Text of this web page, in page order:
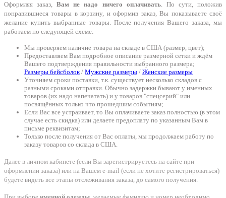
Оформляя заказ,Вам не надо ничего оплачивать. По сути, положив
понравившиеся товары в корзину, и оформив заказ, Вы показываете своё
желание купить выбранные товары. После получения Вашего заказа, мы
работаем по следующей схеме:
Мы проверяем наличие товара на складе в США (размер, цвет);
Предоставляем Вам подробное описание размерной сетки и ждём
Вашего подтверждения правильности выбранного размера;
Размеры бейсболок/ Мужские размеры / Женские размеры
Уточняем сроки поставки, т.к. существует несколько складов с
разными сроками отправки. Обычно задержки бывают у именных
товаров (их надо напечатать) и у товаров "спецсерий" или
посвящённых только что прошедшим событиям;
Если Вас все устраивает, то Вы оплачиваете заказ полностью (в этом
случае есть скидка) или делаете предоплату по указанным Вам в
письме реквизитам;
Только после получения от Вас оплаты, мы продолжаем работу по
заказу товаров со склада в США.
Далее в личном кабинете (если Вы зарегистрируетесь на сайте при
оформлении заказа) или на Вашем e-mail (если не хотите регистрироваться)
будете видеть все этапы отслеживания заказа, до самого получения.